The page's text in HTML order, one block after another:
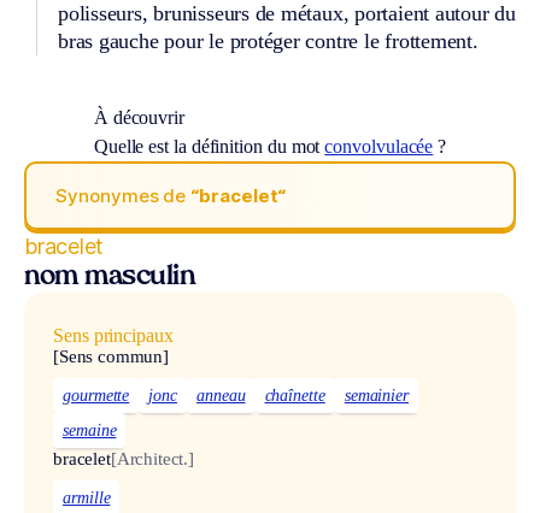
polisseurs, brunisseurs de métaux, portaient autour du
bras gauche pour le protéger contre le frottement.
À découvrir
Quelle est la définition du motconvolvulacée ?
Synonymes de “bracelet“
bracelet
nom masculin
Sens principaux
[Sens commun]
gourmette jonc anneau chaînette
semainier
semaine
bracelet[Architect.]
armille